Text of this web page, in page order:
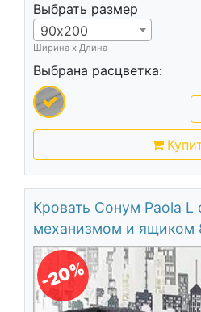
Выбрать размер
90х200
Ширина х Длина
Выбрана расцветка:
Кровать Сонум Paola
механизмом и ящиком
-20%